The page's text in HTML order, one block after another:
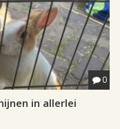
0
in allerlei